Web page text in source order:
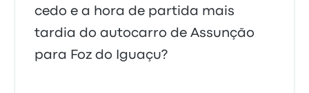
cedo e a hora de partida mais
tardia do autocarro de Assunção
para Foz do Iguaçu?